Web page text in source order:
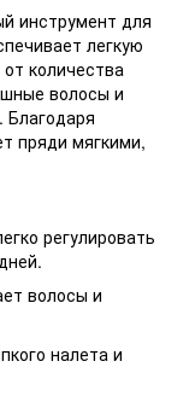
инструмент для
легкую
количества
волосы и
Благодаря
пряди мягкими,
регулировать
волосы и
налета и